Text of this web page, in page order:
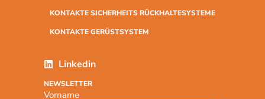
KONTAKTE SICHERHEITS RÜCKHALTESYSTEME
KONTAKTE GERÜSTSYSTEM
Linkedin
NEWSLETTER
Vorname